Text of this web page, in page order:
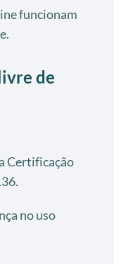
funcionam
de
Certificação
no uso